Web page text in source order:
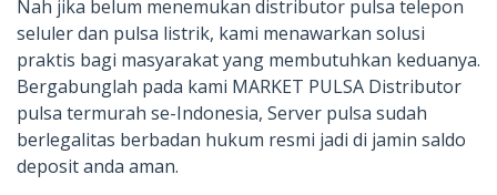
Nah jika belum menemukan distributor pulsa telepon
seluler dan pulsa listrik, kami menawarkan solusi
praktis bagi masyarakat yang membutuhkan keduanya.
Bergabunglah pada kami MARKET PULSA Distributor
pulsa termurah se-Indonesia, Server pulsa sudah
berlegalitas berbadan hukum resmi jadi di jamin saldo
deposit anda aman.